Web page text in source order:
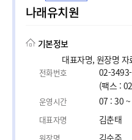
나래유치원
기본정보
대표자명, 원장명
전화번호
02-
(팩스 :
운영시간 07 : 30
대표자명 김춘태
김순주